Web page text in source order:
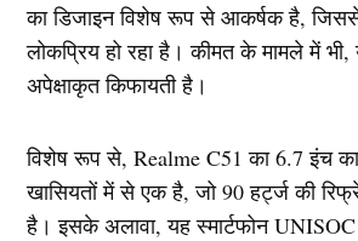
का डिजाइन विशेष रूप से आकर्षक है,
लोकप्रिय हो रहा है। कीमत के मामले में भी,
अपेक्षाकृत किफायती है।
विशेष रूप से, Realme C51 का 6.7 इंच
खासियतों में से एक है, जो 90 हर्ट्ज की
है। इसके अलावा, यह स्मार्टफोन